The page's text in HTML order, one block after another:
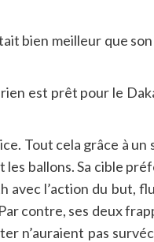
bien meilleur que
est prêt pour le
Tout cela grâce à un
ballons. Sa cible
avec l’action du but,
contre, ses deux
n’auraient pas